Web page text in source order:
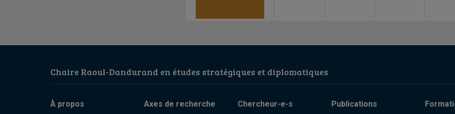
Chaire Raoul-Dandurand en études stratégiques et diplomatiques
À propos Axes de recherche Chercheur-e-s Publications